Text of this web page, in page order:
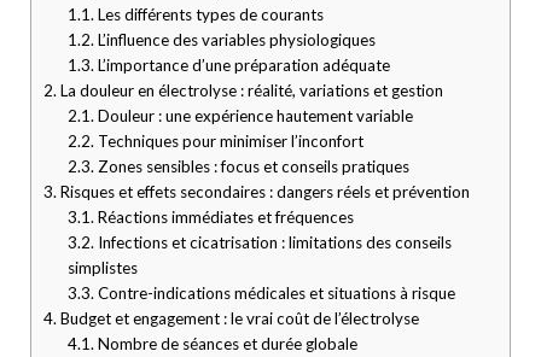
1.1. Les différents types de courants
1.2. L’influence des variables physiologiques
1.3. L’importance d’une préparation adéquate
2. La douleur en électrolyse : réalité, variations et gestion
2.1. Douleur : une expérience hautement variable
2.2. Techniques pour minimiser l’inconfort
2.3. Zones sensibles : focus et conseils pratiques
3. Risques et effets secondaires : dangers réels et prévention
3.1. Réactions immédiates et fréquences
3.2. Infections et cicatrisation : limitations des conseils
simplistes
3.3. Contre-indications médicales et situations à risque
4. Budget et engagement : le vrai coût de l’électrolyse
4.1. Nombre de séances et durée globale